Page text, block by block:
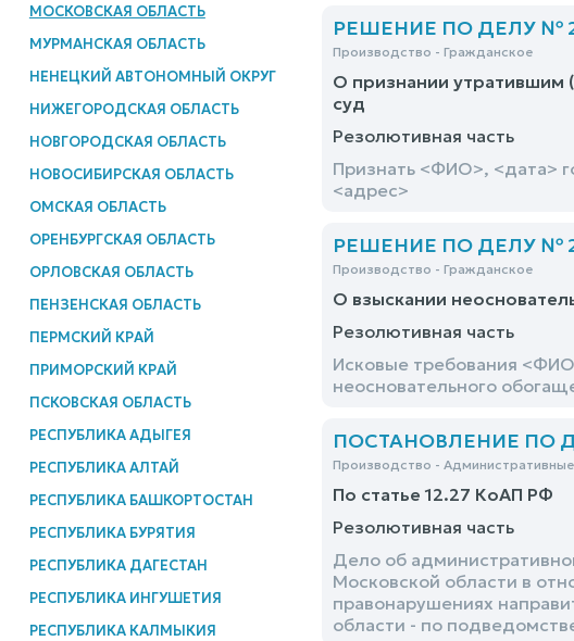
МОСКОВСКАЯ ОБЛАСТЬ
МУРМАНСКАЯ ОБЛАСТЬ
НЕНЕЦКИЙ АВТОНОМНЫЙ ОКРУГ
НИЖЕГОРОДСКАЯ ОБЛАСТЬ
НОВГОРОДСКАЯ ОБЛАСТЬ
НОВОСИБИРСКАЯ ОБЛАСТЬ
ОМСКАЯ ОБЛАСТЬ
ОРЕНБУРГСКАЯ ОБЛАСТЬ
ОРЛОВСКАЯ ОБЛАСТЬ
ПЕНЗЕНСКАЯ ОБЛАСТЬ
ПЕРМСКИЙ КРАЙ
ПРИМОРСКИЙ КРАЙ
ПСКОВСКАЯ ОБЛАСТЬ
РЕСПУБЛИКА АДЫГЕЯ
РЕСПУБЛИКА АЛТАЙ
РЕСПУБЛИКА БАШКОРТОСТАН
РЕСПУБЛИКА БУРЯТИЯ
РЕСПУБЛИКА ДАГЕСТАН
РЕСПУБЛИКА ИНГУШЕТИЯ
РЕСПУБЛИКА КАЛМЫКИЯ
РЕШЕНИЕ ПО ДЕЛУ №
Производство - Гражданское
О признании утратившим
суд
Резолютивная часть
Признать <ФИО>, <дата>
<адрес>
РЕШЕНИЕ ПО ДЕЛУ №
Производство - Гражданское
О взыскании
Резолютивная часть
Исковые требования
неосновательного
ПОСТАНОВЛЕНИЕ ПО
Производство -
По статье 12.27 КоАП РФ
Резолютивная часть
Дело об
Московской области в
правонарушениях
области - по